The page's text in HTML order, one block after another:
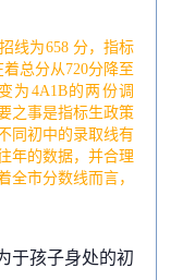
线为658 分，指标
总分从720分降至
为4A1B的两份调
之事是指标生政策
同初中的录取线有
年的数据，并合理
全市分数线而言，
于孩子身处的初